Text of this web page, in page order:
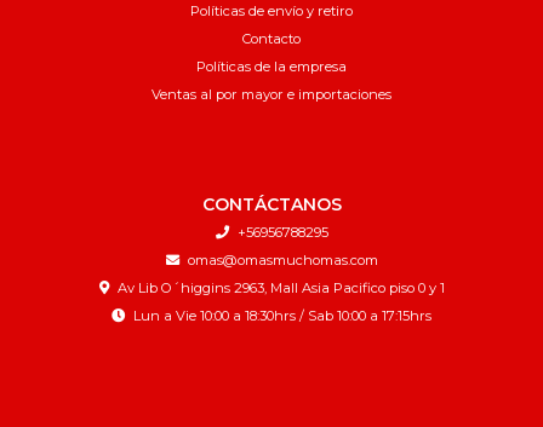
Políticas de envío y retiro
Contacto
Políticas de la empresa
Ventas al por mayor e importaciones
CONTÁCTANOS
+56956788295
omas@omasmuchomas.com
Av Lib O´higgins 2963, Mall Asia Pacifico piso 0 y 1
Lun a Vie 10:00 a 18:30hrs / Sab 10:00 a 17:15hrs